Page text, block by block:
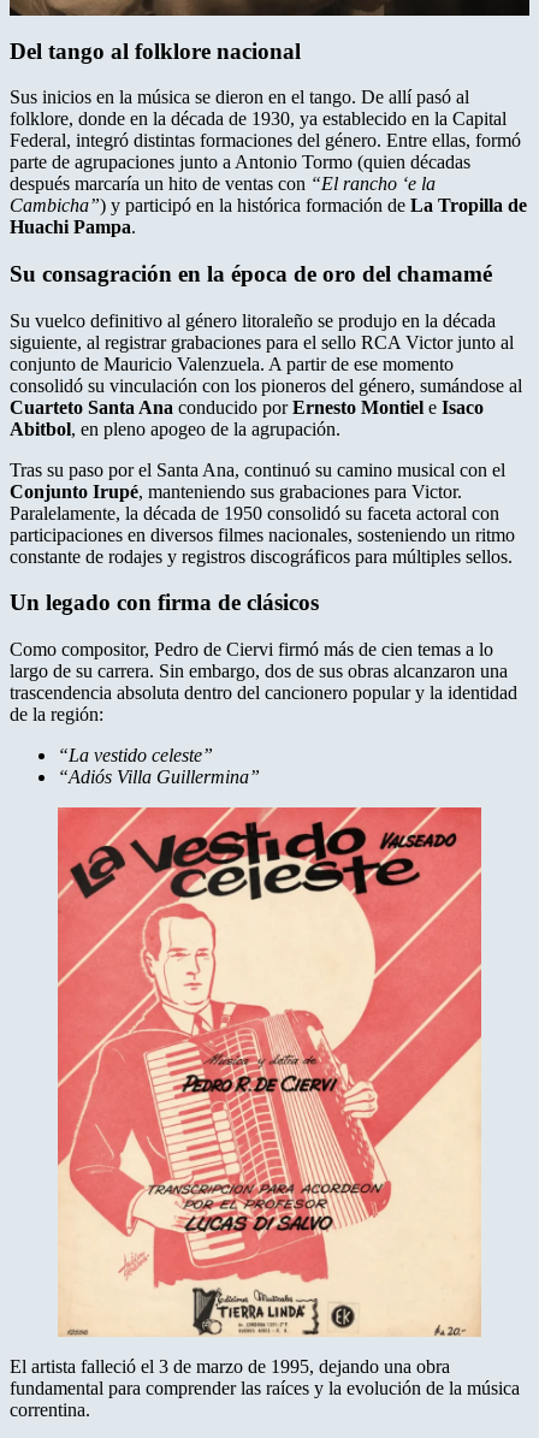
Del tango al folklore nacional
Sus inicios en la música se dieron en el tango. De allí pasó al
folklore, donde en la década de 1930, ya establecido en la Capital
Federal, integró distintas formaciones del género. Entre ellas, formó
parte de agrupaciones junto a Antonio Tormo (quien décadas
después marcaría un hito de ventas con “El rancho ‘e la
Cambicha”) y participó en la histórica formación de La Tropilla de
Huachi Pampa.
Su consagración en la época de oro del chamamé
Su vuelco definitivo al género litoraleño se produjo en la década
siguiente, al registrar grabaciones para el sello RCA Victor junto al
conjunto de Mauricio Valenzuela. A partir de ese momento
consolidó su vinculación con los pioneros del género, sumándose al
Cuarteto Santa Ana conducido porErnesto Montiel e Isaco
Abitbol, en pleno apogeo de la agrupación.
Tras su paso por el Santa Ana, continuó su camino musical con el
Conjunto Irupé, manteniendo sus grabaciones para Victor.
Paralelamente, la década de 1950 consolidó su faceta actoral con
participaciones en diversos filmes nacionales, sosteniendo un ritmo
constante de rodajes y registros discográficos para múltiples sellos.
Un legado con firma de clásicos
Como compositor, Pedro de Ciervi firmó más de cien temas a lo
largo de su carrera. Sin embargo, dos de sus obras alcanzaron una
trascendencia absoluta dentro del cancionero popular y la identidad
de la región:
“La vestido celeste”
“Adiós Villa Guillermina”
El artista falleció el 3 de marzo de 1995, dejando una obra
fundamental para comprender las raíces y la evolución de la música
correntina.